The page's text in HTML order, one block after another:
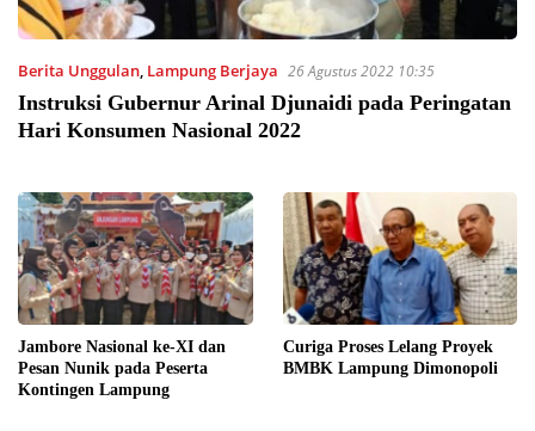
Berita Unggulan, Lampung Berjaya 26 Agustus 2022 10:35
Instruksi Gubernur Arinal Djunaidi pada Peringatan
Hari Konsumen Nasional 2022
Jambore Nasional ke-XI dan
Pesan Nunik pada Peserta
Kontingen Lampung
Curiga Proses Lelang Proyek
BMBK Lampung Dimonopoli